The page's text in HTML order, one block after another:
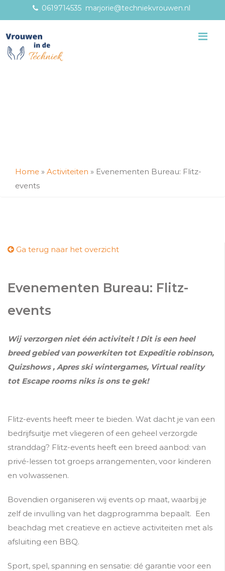
0619714535 marjorie@techniekvrouwen.nl
Home » Activiteiten » Evenementen Bureau: Flitz-
events
Ga terug naar het overzicht
Evenementen Bureau: Flitz-
events
Wij verzorgen niet één activiteit ! Dit is een heel
breed gebied van powerkiten tot Expeditie robinson,
Quizshows , Apres ski wintergames, Virtual reality
tot Escape rooms niks is ons te gek!
Flitz-events heeft meer te bieden. Wat dacht je van een
bedrijfsuitje met vliegeren of een geheel verzorgde
stranddag? Flitz-events heeft een breed aanbod: van
privé-lessen tot groeps arrangementen, voor kinderen
en volwassenen.
Bovendien organiseren wij events op maat, waarbij je
zelf de invulling van het dagprogramma bepaalt. Een
beachdag met creatieve en actieve activiteiten met als
afsluiting een BBQ.
Sport, spel, spanning en sensatie: dé garantie voor een